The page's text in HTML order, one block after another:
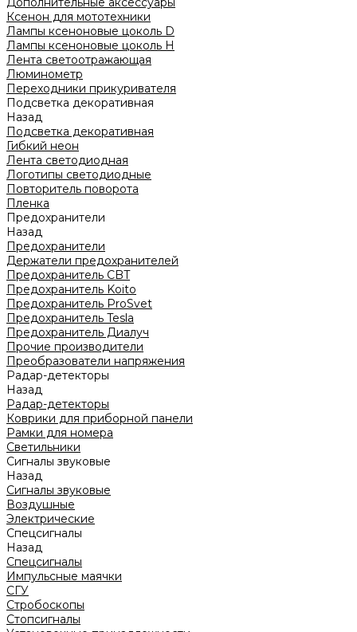
Ксенон для мототехники
Лампы ксеноновые цоколь D
Лампы ксеноновые цоколь H
Лента светоотражающая
Люминометр
Переходники прикуривателя
Подсветка декоративная
Назад
Подсветка декоративная
Гибкий неон
Лента светодиодная
Логотипы светодиодные
Повторитель поворота
Пленка
Предохранители
Назад
Предохранители
Держатели предохранителей
Предохранитель CBT
Предохранитель Koito
Предохранитель ProSvet
Предохранитель Tesla
Предохранитель Диалуч
Прочие производители
Преобразователи напряжения
Радар-детекторы
Назад
Радар-детекторы
Коврики для приборной панели
Рамки для номера
Светильники
Сигналы звуковые
Назад
Сигналы звуковые
Воздушные
Электрические
Спецсигналы
Назад
Спецсигналы
Импульсные маячки
СГУ
Стробоскопы
Стопсигналы